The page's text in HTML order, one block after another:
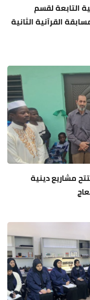
التابعة لقسم
القرآنية الثانية
مشاريع دينية